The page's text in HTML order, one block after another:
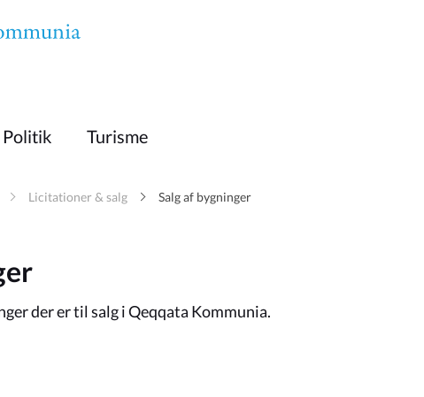
Politik Turisme
Licitationer & salg Salg af bygninger
der er til salg i Qeqqata Kommunia.